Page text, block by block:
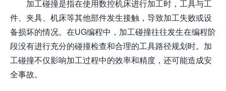
加工碰撞是指在使用数控机床进行加工时，工具与工
件、夹具、机床等其他部件发生接触，导致加工失败或设
备损坏的情况。在UG编程中，加工碰撞往往发生在编程阶
段没有进行充分的碰撞检查和合理的工具路径规划时。加
工碰撞不仅影响加工过程中的效率和精度，还可能造成安
全事故。